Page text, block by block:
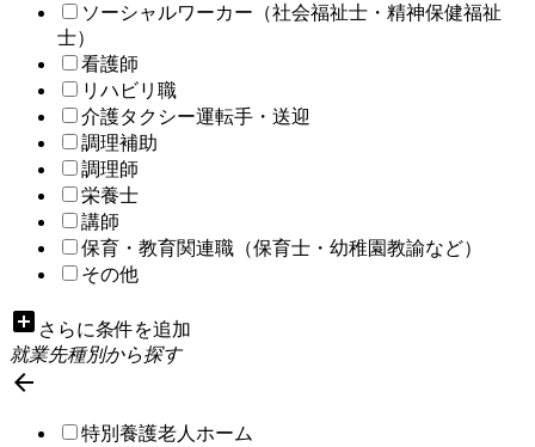
ソーシャルワーカー（社会福祉士・精神保健福祉
士）
看護師
リハビリ職
介護タクシー運転手・送迎
調理補助
調理師
栄養士
講師
保育・教育関連職（保育士・幼稚園教諭など）
その他
add_box さらに条件を追加
就業先種別から探す

特別養護老人ホーム